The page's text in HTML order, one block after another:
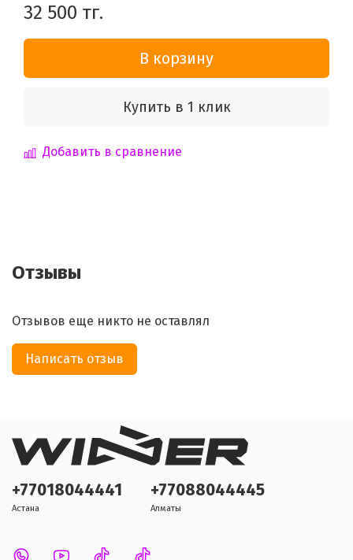
32 500 тг.
В корзину
Купить в 1 клик
Добавить в сравнение
Отзывы
Отзывов еще никто не оставлял
Написать отзыв
+77018044441
Астана
+77088044445
Алматы